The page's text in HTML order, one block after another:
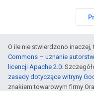
O ile nie stwierdzono
Commons – uznanie
licencji Apache 2.0.
zasady dotyczące witryny
znakiem towarowym firmy